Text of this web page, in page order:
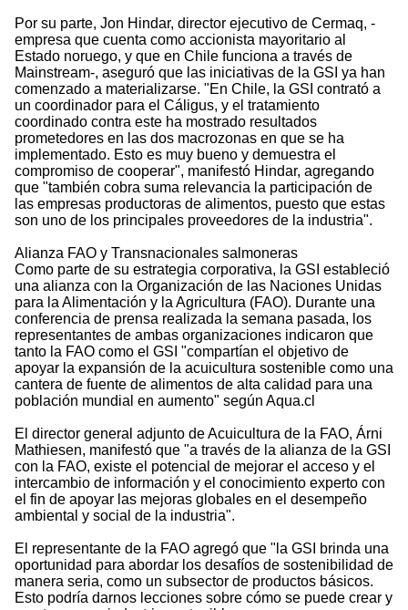
Por su parte, Jon Hindar, director ejecutivo de Cermaq, -
empresa que cuenta como accionista mayoritario al
Estado noruego, y que en Chile funciona a través de
Mainstream-, aseguró que las iniciativas de la GSI ya han
comenzado a materializarse. "En Chile, la GSI contrató a
un coordinador para el Cáligus, y el tratamiento
coordinado contra este ha mostrado resultados
prometedores en las dos macrozonas en que se ha
implementado. Esto es muy bueno y demuestra el
compromiso de cooperar", manifestó Hindar, agregando
que "también cobra suma relevancia la participación de
las empresas productoras de alimentos, puesto que estas
son uno de los principales proveedores de la industria".
Alianza FAO y Transnacionales salmoneras
Como parte de su estrategia corporativa, la GSI estableció
una alianza con la Organización de las Naciones Unidas
para la Alimentación y la Agricultura (FAO). Durante una
conferencia de prensa realizada la semana pasada, los
representantes de ambas organizaciones indicaron que
tanto la FAO como el GSI "compartían el objetivo de
apoyar la expansión de la acuicultura sostenible como una
cantera de fuente de alimentos de alta calidad para una
población mundial en aumento" según Aqua.cl
El director general adjunto de Acuicultura de la FAO, Árni
Mathiesen, manifestó que "a través de la alianza de la GSI
con la FAO, existe el potencial de mejorar el acceso y el
intercambio de información y el conocimiento experto con
el fin de apoyar las mejoras globales en el desempeño
ambiental y social de la industria".
El representante de la FAO agregó que "la GSI brinda una
oportunidad para abordar los desafíos de sostenibilidad de
manera seria, como un subsector de productos básicos.
Esto podría darnos lecciones sobre cómo se puede crear y